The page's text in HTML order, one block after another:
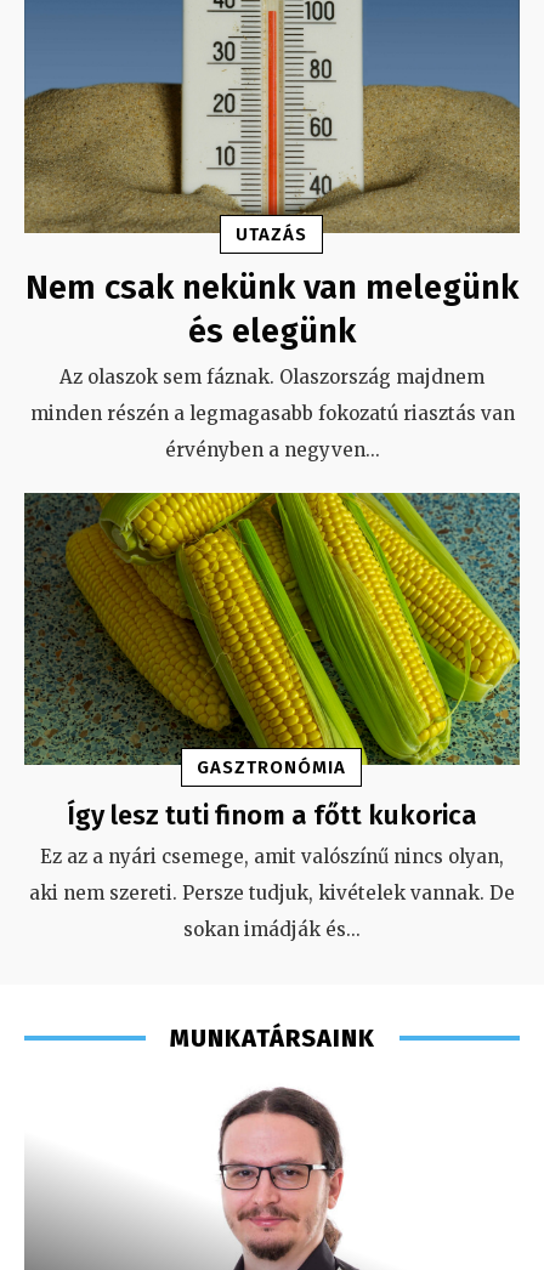
UTAZÁS
Nem csak nekünk van melegünk
és elegünk
Az olaszok sem fáznak. Olaszország majdnem
minden részén a legmagasabb fokozatú riasztás van
érvényben a negyven...
GASZTRONÓMIA
Így lesz tuti finom a főtt kukorica
Ez az a nyári csemege, amit valószínű nincs olyan,
aki nem szereti. Persze tudjuk, kivételek vannak. De
sokan imádják és...
MUNKATÁRSAINK